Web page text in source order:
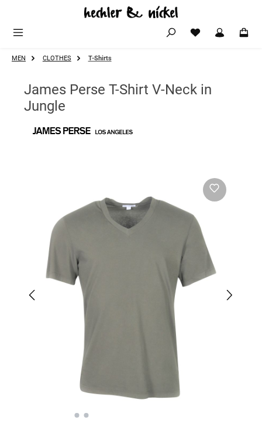
Zum Hauptinhalt springen
MEN CLOTHES T-Shirts
James Perse T-Shirt V-Neck in
Jungle